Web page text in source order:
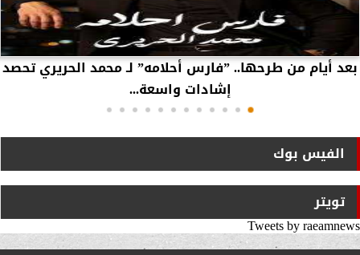
بعد أيام من طرحها.. ”فارس أحلامه” لـ محمد الحريري تحصد
إشادات واسعة...
الفيس بوك
تويتر
Tweets by raeamnews